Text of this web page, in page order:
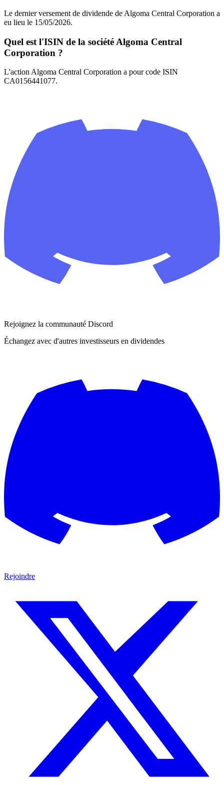
Le dernier versement de dividende de Algoma Central Corporation a
eu lieu le 15/05/2026.
Quel est l'ISIN de la société Algoma Central
Corporation ?
L'action Algoma Central Corporation a pour code ISIN
CA0156441077.
Rejoignez la communauté Discord
Échangez avec d'autres investisseurs en dividendes
Rejoindre